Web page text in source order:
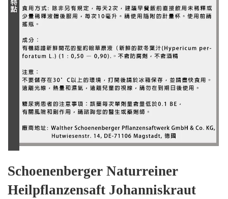
Schoenenberger Naturreiner
Heilpflanzensaft Johanniskraut